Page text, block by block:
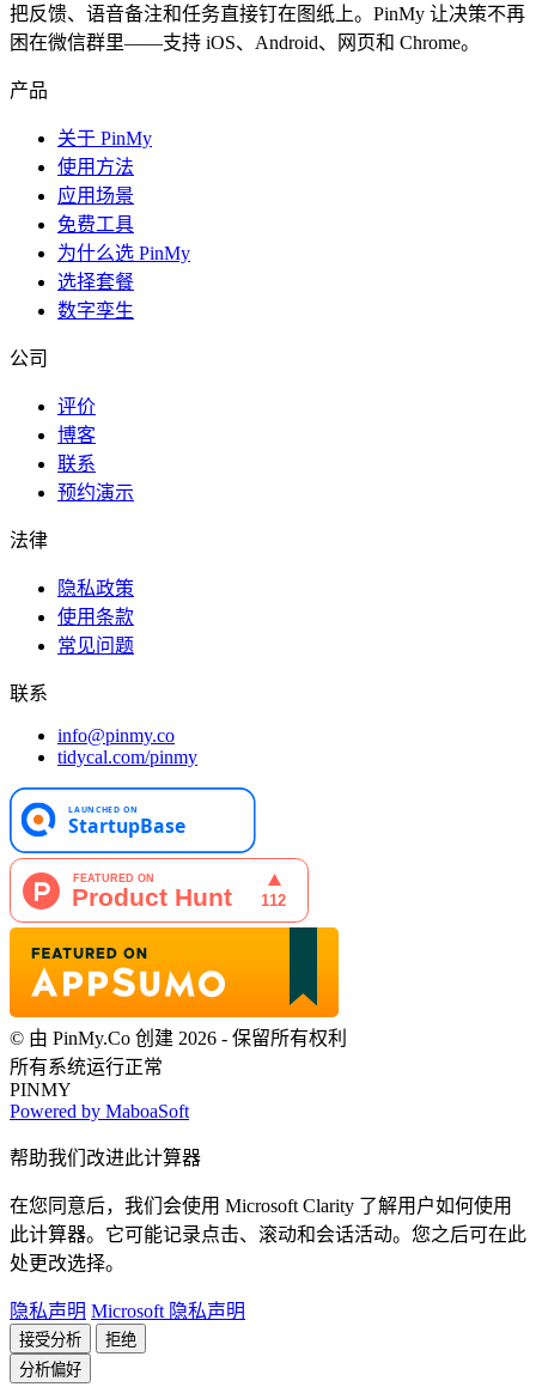
把反馈、语音备注和任务直接钉在图纸上。PinMy 让决策不再
困在微信群里——支持 iOS、Android、网页和 Chrome。
产品
关于 PinMy
使用方法
应用场景
免费工具
为什么选 PinMy
选择套餐
数字孪生
公司
评价
博客
联系
预约演示
法律
隐私政策
使用条款
常见问题
联系
info@pinmy.co
tidycal.com/pinmy
© 由 PinMy.Co 创建 2026 - 保留所有权利
所有系统运行正常
PINMY
Powered by MaboaSoft
帮助我们改进此计算器
在您同意后，我们会使用 Microsoft Clarity 了解用户如何使用
此计算器。它可能记录点击、滚动和会话活动。您之后可在此
处更改选择。
隐私声明 Microsoft 隐私声明
接受分析
拒绝
分析偏好